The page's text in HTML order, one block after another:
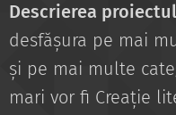
Descrierea
desfășura pe mai
și pe mai multe
mari vor fi Creație